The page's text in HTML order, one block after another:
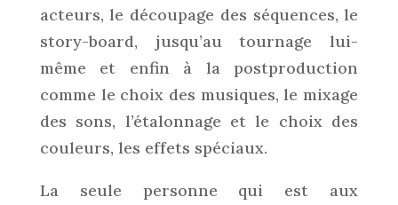
acteurs, le découpage des séquences, le
story-board, jusqu’au tournage lui-
même et enfin à la postproduction
comme le choix des musiques, le mixage
des sons, l’étalonnage et le choix des
couleurs, les effets spéciaux.
La seule personne qui est aux